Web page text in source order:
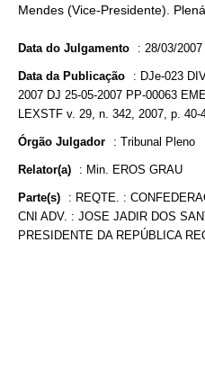
Mendes (Vice-Presidente).
Data do Julgamento : 28/03/2007
Data da Publicação : DJe-023
2007 DJ 25-05-2007 PP-00063
LEXSTF v. 29, n. 342, 2007, p.
Órgão Julgador : Tribunal Pleno
Relator(a) : Min. EROS GRAU
Parte(s) : REQTE. :
CNI ADV. : JOSE JADIR DOS
PRESIDENTE DA REPÚBLICA